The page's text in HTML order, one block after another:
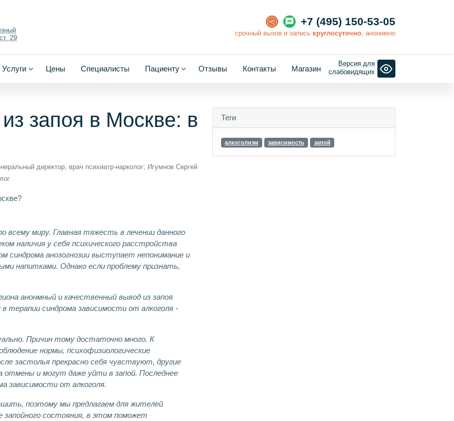
29
+7 (495) 150-53-05
cрочный вызов и запись круглосуточно , анонимно
Услуги Цены Специалисты Пациенту Отзывы Контакты Магазин
Версия для
слабовидящих
запоя в Москве: в
директор, врач психиатр-нарколог; Игумнов Сергей
всему миру. Главная тяжесть в лечении данного
наличия у себя психического расстройства
синдрома анозогнозии выступает непонимание и
напитками. Однако если проблему признать,
анонмный и качественный вывод из запоя
терапии синдрома зависимости от алкоголя -
Причин тому достаточно много. К
нормы, психофизиологические
застолья прекрасно себя чувствуют, другие
отмены и могут даже уйти в запой. Последнее
зависимости от алкоголя.
поэтому мы предлагаем для жителей
состояния, в этом поможет
Теги
алкоголизм зависимость запой